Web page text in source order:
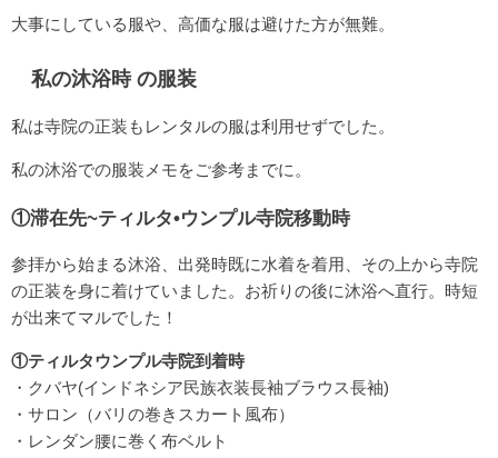
大事にしている服や、高価な服は避けた方が無難。
私の沐浴時 の服装
私は寺院の正装もレンタルの服は利用せずでした。
私の沐浴での服装メモをご参考までに。
①滞在先~ティルタ•ウンプル寺院移動時
参拝から始まる沐浴、出発時既に水着を着用、その上から寺院
の正装を身に着けていました。お祈りの後に沐浴へ直行。時短
が出来てマルでした！
①ティルタウンプル寺院到着時
・クバヤ(インドネシア民族衣装長袖ブラウス長袖)
・サロン（バリの巻きスカート風布）
・レンダン腰に巻く布ベルト